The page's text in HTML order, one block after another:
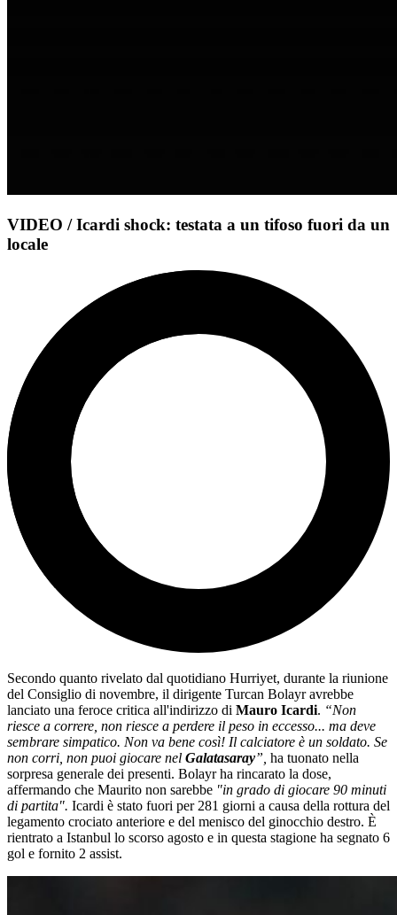
VIDEO / Icardi shock: testata a un tifoso fuori da un
locale
Secondo quanto rivelato dal quotidiano Hurriyet, durante la riunione
del Consiglio di novembre, il dirigente Turcan Bolayr avrebbe
lanciato una feroce critica all'indirizzo di Mauro Icardi. “Non
riesce a correre, non riesce a perdere il peso in eccesso... ma deve
sembrare simpatico. Non va bene così! Il calciatore è un soldato. Se
non corri, non puoi giocare nel Galatasaray”, ha tuonato nella
sorpresa generale dei presenti. Bolayr ha rincarato la dose,
affermando che Maurito non sarebbe "in grado di giocare 90 minuti
di partita". Icardi è stato fuori per 281 giorni a causa della rottura del
legamento crociato anteriore e del menisco del ginocchio destro. È
rientrato a Istanbul lo scorso agosto e in questa stagione ha segnato 6
gol e fornito 2 assist.